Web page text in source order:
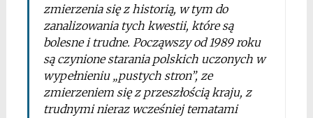
zmierzenia się z historią, w tym do
zanalizowania tych kwestii, które są
bolesne i trudne. Począwszy od 1989 roku
są czynione starania polskich uczonych w
wypełnieniu „pustych stron”, ze
zmierzeniem się z przeszłością kraju, z
trudnymi nieraz wcześniej tematami